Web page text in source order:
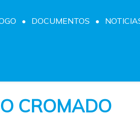
DOCUMENTOS
CROMADO